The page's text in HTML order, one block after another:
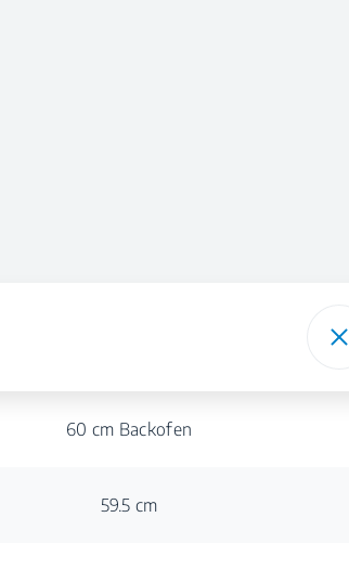
60 cm Backofen
59.5 cm